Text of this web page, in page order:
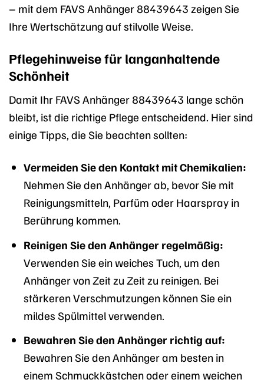
– mit dem FAVS Anhänger 88439643 zeigen Sie
Ihre Wertschätzung auf stilvolle Weise.
Pflegehinweise für langanhaltende
Schönheit
Damit Ihr FAVS Anhänger 88439643 lange schön
bleibt, ist die richtige Pflege entscheidend. Hier sind
einige Tipps, die Sie beachten sollten:
Vermeiden Sie den Kontakt mit Chemikalien:
Nehmen Sie den Anhänger ab, bevor Sie mit
Reinigungsmitteln, Parfüm oder Haarspray in
Berührung kommen.
Reinigen Sie den Anhänger regelmäßig:
Verwenden Sie ein weiches Tuch, um den
Anhänger von Zeit zu Zeit zu reinigen. Bei
stärkeren Verschmutzungen können Sie ein
mildes Spülmittel verwenden.
Bewahren Sie den Anhänger richtig auf:
Bewahren Sie den Anhänger am besten in
einem Schmuckkästchen oder einem weichen